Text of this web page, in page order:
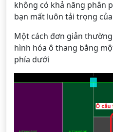
không có khả năng phân
bạn mất luôn tải trọng
Một cách đơn giản
hình hóa ô thang bằng
phía dưới